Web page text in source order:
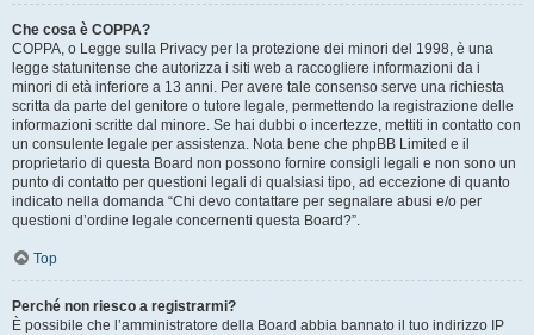
Che cosa è COPPA?
COPPA, o Legge sulla Privacy per la protezione dei minori del 1998, è una
legge statunitense che autorizza i siti web a raccogliere informazioni da i
minori di età inferiore a 13 anni. Per avere tale consenso serve una richiesta
scritta da parte del genitore o tutore legale, permettendo la registrazione delle
informazioni scritte dal minore. Se hai dubbi o incertezze, mettiti in contatto con
un consulente legale per assistenza. Nota bene che phpBB Limited e il
proprietario di questa Board non possono fornire consigli legali e non sono un
punto di contatto per questioni legali di qualsiasi tipo, ad eccezione di quanto
indicato nella domanda “Chi devo contattare per segnalare abusi e/o per
questioni d’ordine legale concernenti questa Board?”.
Top
Perché non riesco a registrarmi?
È possibile che l’amministratore della Board abbia bannato il tuo indirizzo IP